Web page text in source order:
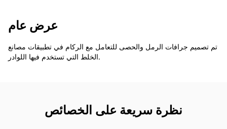
عرض عام
تم تصميم جرافات الرمل والحصى للتعامل مع الركام في تطبيقات مصانع
الخلط التي تستخدم فيها اللوادر.
نظرة سريعة على الخصائص